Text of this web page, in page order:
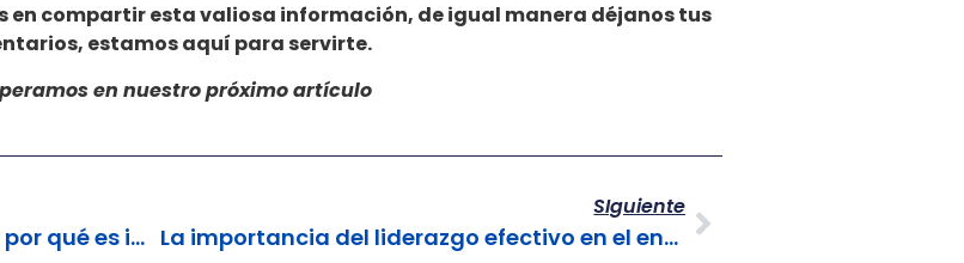
en compartir esta valiosa información, de igual manera déjanos tus
estamos aquí para servirte.
en nuestro próximo artículo
Experiencia del Cliente: ¿Qué es y por qué es importante?
SIguiente
La importancia del liderazgo efectivo en el entorno empresarial